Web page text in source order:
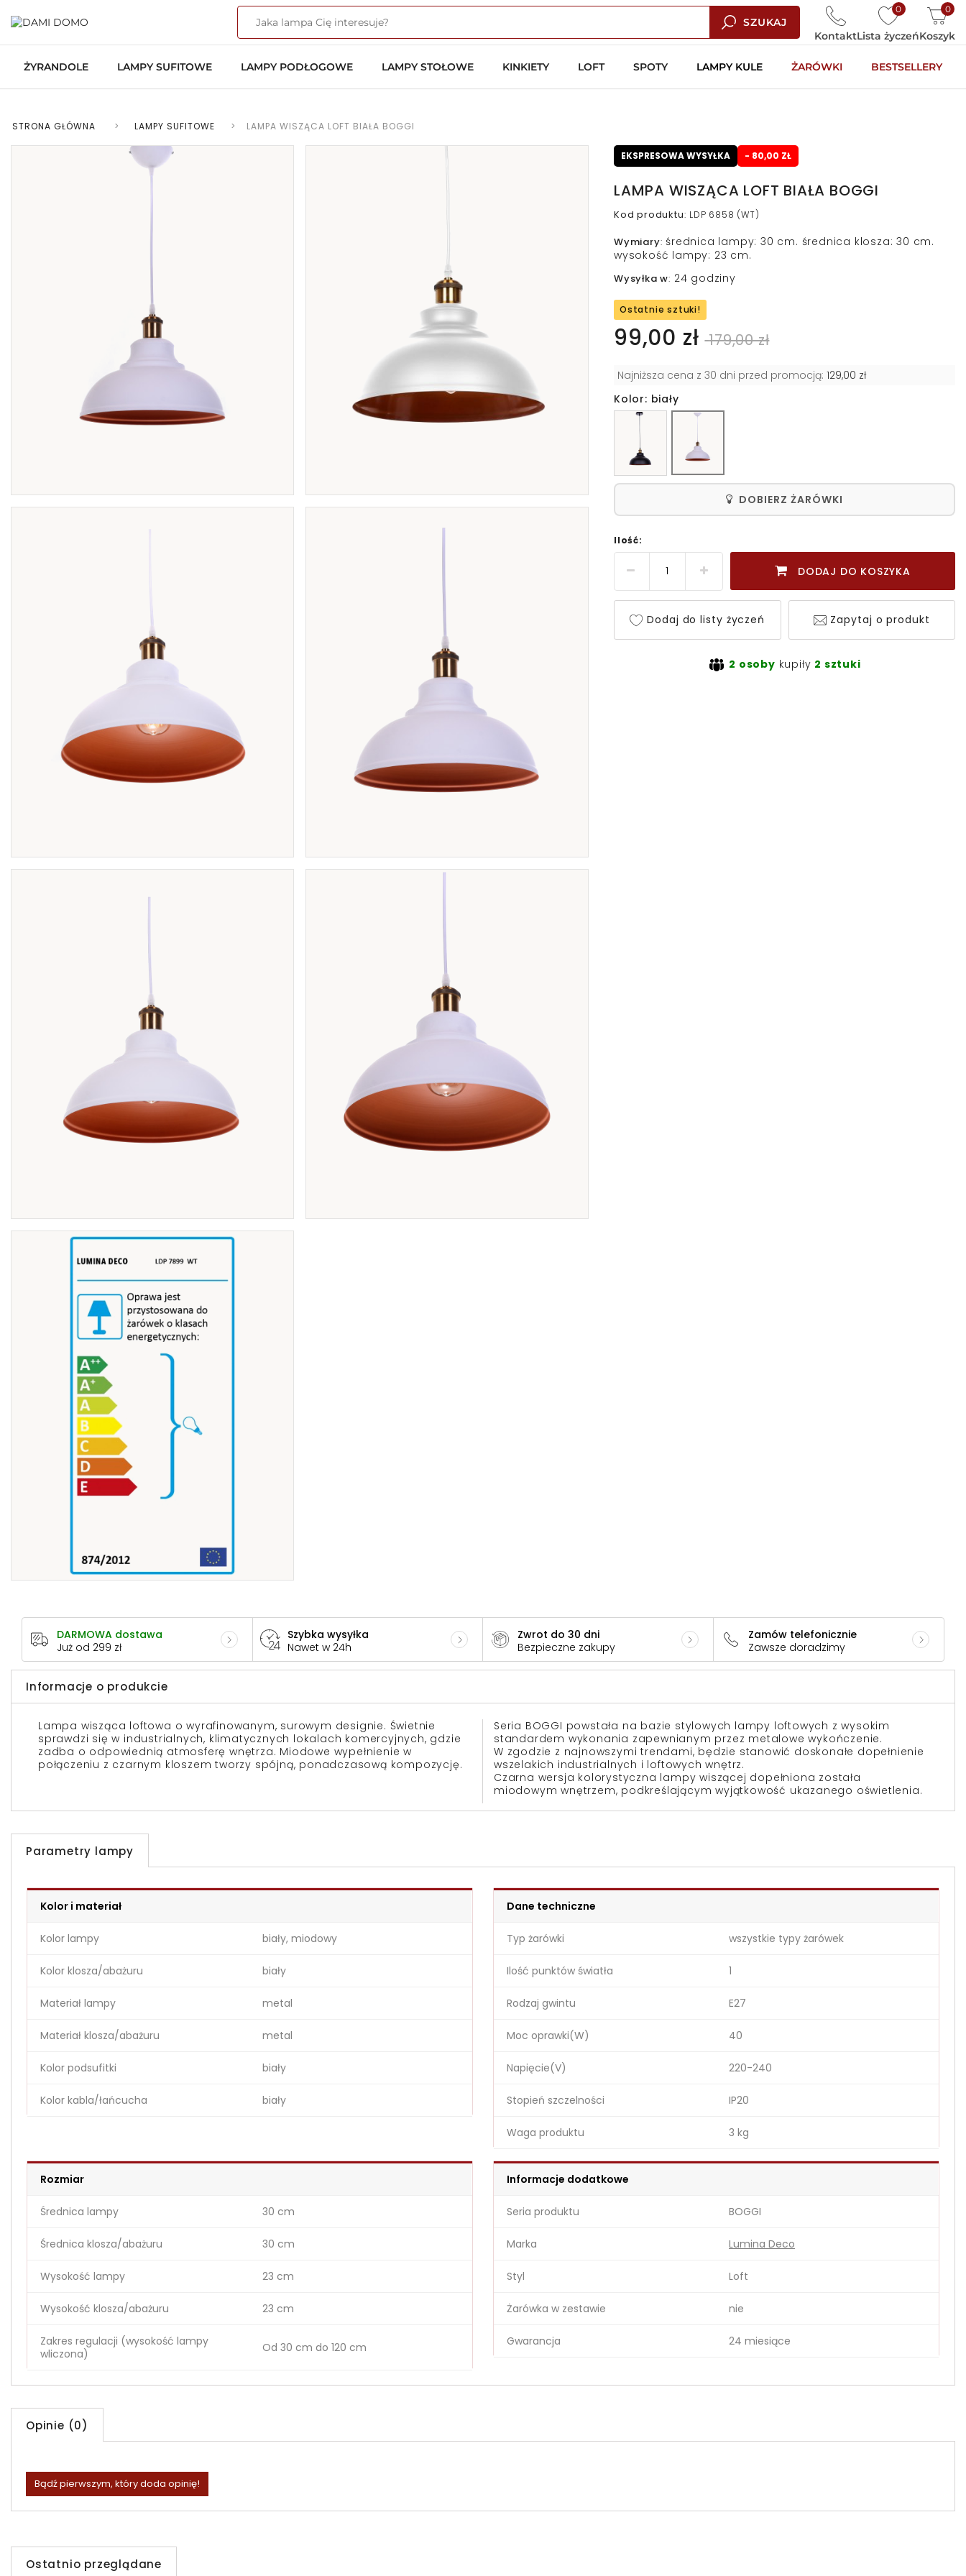
SZUKAJ
0
Lista życzeń
0
Koszyk
Kontakt
ŻYRANDOLE LAMPY SUFITOWE LAMPY PODŁOGOWE LAMPY STOŁOWE KINKIETY LOFT SPOTY LAMPY KULE ŻARÓWKI BESTSELLERY
STRONA GŁÓWNA > LAMPY SUFITOWE > LAMPA WISZĄCA LOFT BIAŁA BOGGI
EKSPRESOWA WYSYŁKA - 80,00 ZŁ
LAMPA WISZĄCA LOFT BIAŁA BOGGI
Kod produktu: LDP 6858 (WT)
Wymiary: średnica lampy: 30 cm. średnica klosza: 30 cm.
wysokość lampy: 23 cm.
Wysyłka w: 24 godziny
Ostatnie sztuki!
99,00 zł 179,00 zł
Najniższa cena z 30 dni przed promocją: 129,00 zł
Kolor: biały
DOBIERZ ŻARÓWKI
Ilość:
DODAJ DO KOSZYKA
Dodaj do listy życzeń Zapytaj o produkt
2 osoby kupiły 2 sztuki
DARMOWA dostawa
Już od 299 zł
Szybka wysyłka
Nawet w 24h
Zwrot do 30 dni
Bezpieczne zakupy
Zamów telefonicznie
Zawsze doradzimy
Informacje o produkcie
Lampa wisząca loftowa o wyrafinowanym, surowym designie. Świetnie
sprawdzi się w industrialnych, klimatycznych lokalach komercyjnych, gdzie
zadba o odpowiednią atmosferę wnętrza. Miodowe wypełnienie w
połączeniu z czarnym kloszem tworzy spójną, ponadczasową kompozycję.
Seria BOGGI powstała na bazie stylowych lampy loftowych z wysokim
standardem wykonania zapewnianym przez metalowe wykończenie.
W zgodzie z najnowszymi trendami, będzie stanowić doskonałe dopełnienie
wszelakich industrialnych i loftowych wnętrz.
Czarna wersja kolorystyczna lampy wiszącej dopełniona została
miodowym wnętrzem, podkreślającym wyjątkowość ukazanego oświetlenia.
Parametry lampy
Kolor i materiał
Kolor lampy biały, miodowy
Kolor klosza/abażuru biały
Materiał lampy metal
Materiał klosza/abażuru metal
Kolor podsufitki biały
Kolor kabla/łańcucha biały
Dane techniczne
Typ żarówki wszystkie typy żarówek
Ilość punktów światła 1
Rodzaj gwintu E27
Moc oprawki(W) 40
Napięcie(V) 220-240
Stopień szczelności IP20
Waga produktu 3 kg
Rozmiar
Średnica lampy 30 cm
Średnica klosza/abażuru 30 cm
Wysokość lampy 23 cm
Wysokość klosza/abażuru 23 cm
Zakres regulacji (wysokość lampy
wliczona)
Od 30 cm do 120 cm
Informacje dodatkowe
Seria produktu BOGGI
Marka Lumina Deco
Styl Loft
Żarówka w zestawie nie
Gwarancja 24 miesiące
Opinie (0)
Bądź pierwszym, który doda opinię!
Ostatnio przeglądane